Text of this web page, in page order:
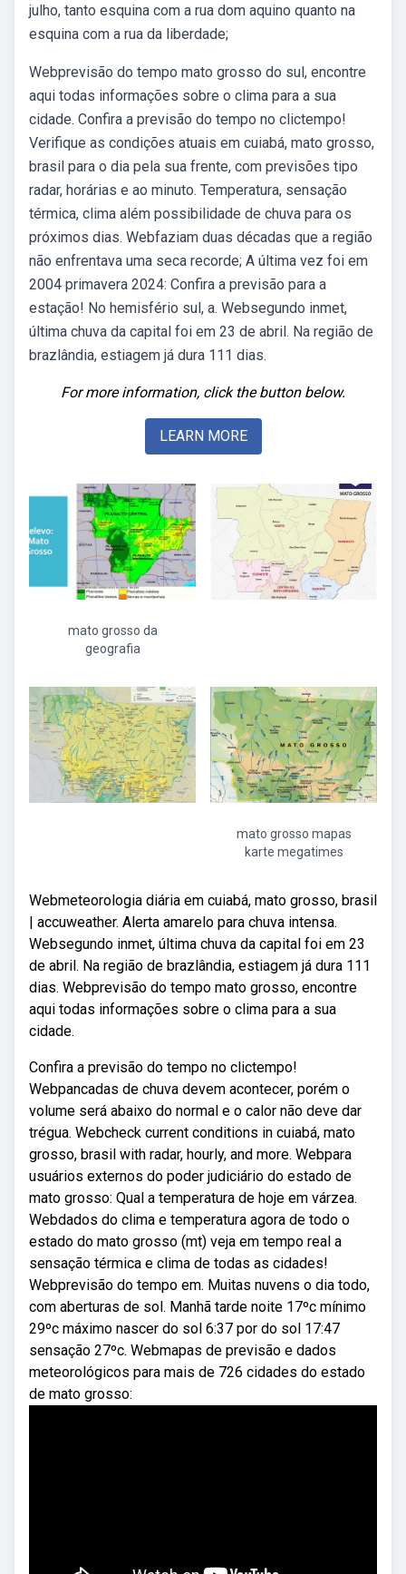
julho, tanto esquina com a rua dom aquino quanto na
esquina com a rua da liberdade;
Webprevisão do tempo mato grosso do sul, encontre
aqui todas informações sobre o clima para a sua
cidade. Confira a previsão do tempo no clictempo!
Verifique as condições atuais em cuiabá, mato grosso,
brasil para o dia pela sua frente, com previsões tipo
radar, horárias e ao minuto. Temperatura, sensação
térmica, clima além possibilidade de chuva para os
próximos dias. Webfaziam duas décadas que a região
não enfrentava uma seca recorde; A última vez foi em
2004 primavera 2024: Confira a previsão para a
estação! No hemisfério sul, a. Websegundo inmet,
última chuva da capital foi em 23 de abril. Na região de
brazlândia, estiagem já dura 111 dias.
For more information, click the button below.
LEARN MORE
mato grosso da
geografia
mato grosso mapas
karte megatimes
Webmeteorologia diária em cuiabá, mato grosso, brasil
| accuweather. Alerta amarelo para chuva intensa.
Websegundo inmet, última chuva da capital foi em 23
de abril. Na região de brazlândia, estiagem já dura 111
dias. Webprevisão do tempo mato grosso, encontre
aqui todas informações sobre o clima para a sua
cidade.
Confira a previsão do tempo no clictempo!
Webpancadas de chuva devem acontecer, porém o
volume será abaixo do normal e o calor não deve dar
trégua. Webcheck current conditions in cuiabá, mato
grosso, brasil with radar, hourly, and more. Webpara
usuários externos do poder judiciário do estado de
mato grosso: Qual a temperatura de hoje em várzea.
Webdados do clima e temperatura agora de todo o
estado do mato grosso (mt) veja em tempo real a
sensação térmica e clima de todas as cidades!
Webprevisão do tempo em. Muitas nuvens o dia todo,
com aberturas de sol. Manhã tarde noite 17ºc mínimo
29ºc máximo nascer do sol 6:37 por do sol 17:47
sensação 27ºc. Webmapas de previsão e dados
meteorológicos para mais de 726 cidades do estado
de mato grosso: